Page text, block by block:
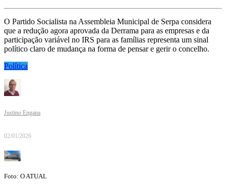
O Partido Socialista na Assembleia Municipal de Serpa considera
que a redução agora aprovada da Derrama para as empresas e da
participação variável no IRS para as famílias representa um sinal
político claro de mudança na forma de pensar e gerir o concelho.
Política
Justino Engana
02/01/2026
Foto: O ATUAL